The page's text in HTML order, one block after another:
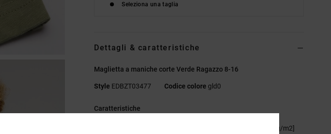
Seleziona una taglia
Dettagli & caratteristiche
Maglietta a maniche corte Verde Ragazzo 8-16
Style EDBZT03477 Codice colore gld0
Caratteristiche
75% cotone, 25% jersey di cotone riciclato [200 g/m2]